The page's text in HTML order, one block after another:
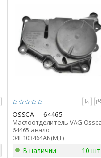
OSSCA 64465
Маслоотделитель VAG Ossca
64465 аналог
04E103464AN(M,L)
В наличии 10 шт.